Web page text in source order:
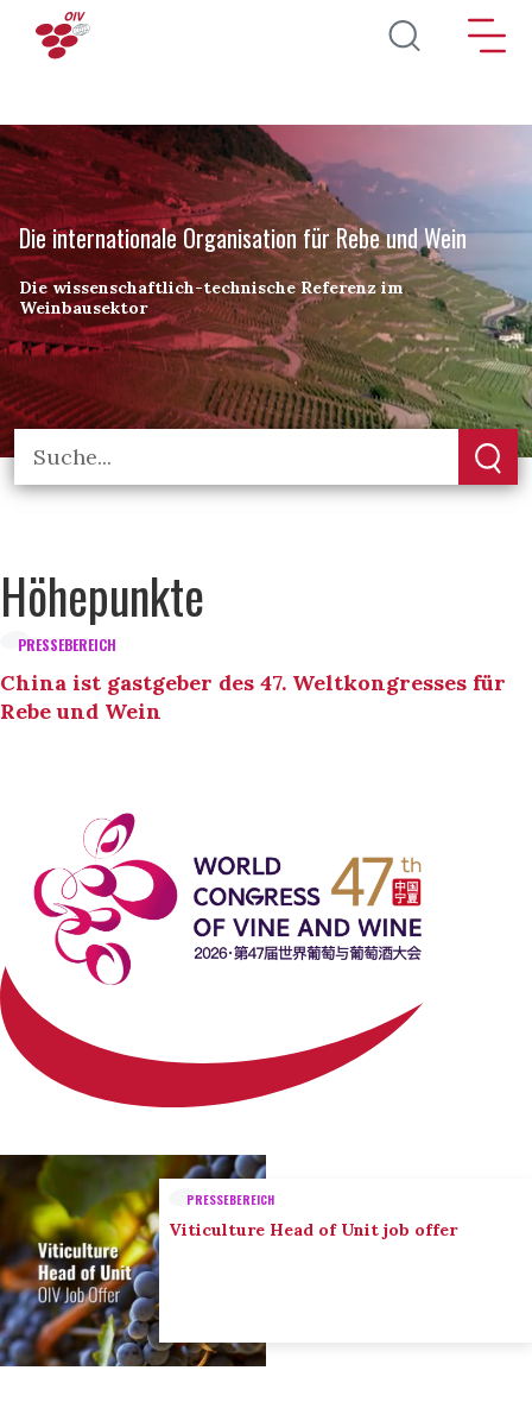
Direkt zum Inhalt
Die internationale Organisation für Rebe und Wein
Die wissenschaftlich-technische Referenz im
Weinbausektor
Höhepunkte
PRESSEBEREICH
China ist gastgeber des 47. Weltkongresses für
Rebe und Wein
PRESSEBEREICH
Viticulture Head of Unit job offer